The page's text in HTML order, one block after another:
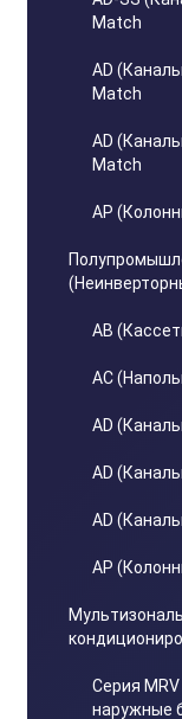
Match
AD
Match
AD
Match
AP
AB
AC
AD
AD
AD
AP
Серия
наружные